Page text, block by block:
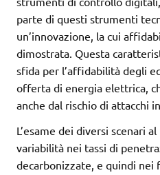
parte di questi strumenti
un’innovazione, la cui
dimostrata. Questa
sfida per l’affidabilità degli
offerta di energia elettrica,
anche dal rischio di attacchi
L’esame dei diversi scenari
variabilità nei tassi di
decarbonizzate, e quindi nei